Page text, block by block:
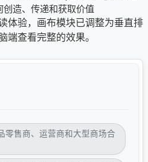
创造、传递和获取价值
体验，画布模块已调整为垂直排
端查看完整的效果。
零售商、运营商和大型商场合